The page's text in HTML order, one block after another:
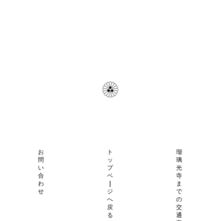
お
問
い
合
わ
せ
ト
ッ
プ
ペ
ジ
へ
戻
る
瑠
璃
光
寺
ま
で
の
交
通